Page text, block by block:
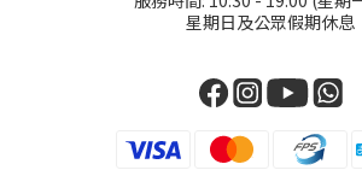
星期日及公眾假期休息